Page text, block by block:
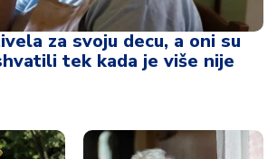
za svoju decu, a oni su
tek kada je više nije